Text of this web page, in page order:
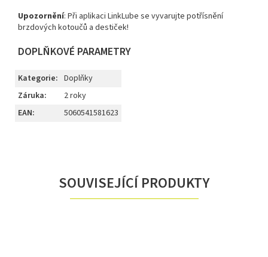
SOUVISEJÍCÍ PRODUKTY
Upozornění: Při aplikaci LinkLube se vyvarujte potřísnění
brzdových kotoučů a destiček!
DOPLŇKOVÉ PARAMETRY
Kategorie: Doplňky
Záruka:
2 roky
EAN: 5060541581623